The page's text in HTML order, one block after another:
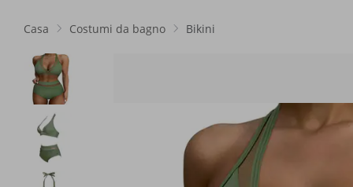
Casa Costumi da bagno Bikini